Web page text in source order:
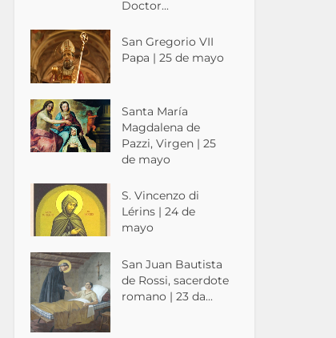
Doctor...
San Gregorio VII
Papa | 25 de mayo
Santa María
Magdalena de
Pazzi, Virgen | 25
de mayo
S. Vincenzo di
Lérins | 24 de
mayo
San Juan Bautista
de Rossi, sacerdote
romano | 23 da...